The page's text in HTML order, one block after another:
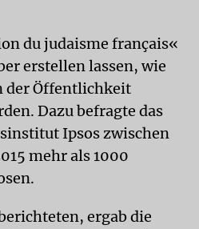
du judaisme français«
erstellen lassen, wie
der Öffentlichkeit
Dazu befragte das
Ipsos zwischen
mehr als 1000
ergab die